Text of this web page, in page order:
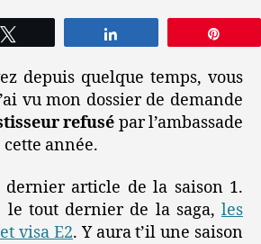
depuis quelque temps, vous
vu mon dossier de demande
refusé par l’ambassade
année.
dernier article de la saison 1.
le tout dernier de la saga, les
visa E2. Y aura t’il une saison